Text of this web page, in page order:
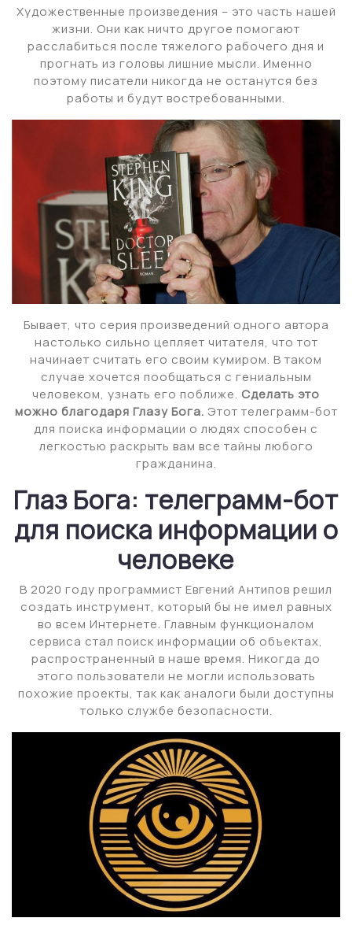
Художественные произведения – это часть нашей
жизни. Они как ничто другое помогают
расслабиться после тяжелого рабочего дня и
прогнать из головы лишние мысли. Именно
поэтому писатели никогда не останутся без
работы и будут востребованными.
Бывает, что серия произведений одного автора
настолько сильно цепляет читателя, что тот
начинает считать его своим кумиром. В таком
случае хочется пообщаться с гениальным
человеком, узнать его поближе. Сделать это
можно благодаря Глазу Бога. Этот телеграмм-бот
для поиска информации о людях способен с
легкостью раскрыть вам все тайны любого
гражданина.
Глаз Бога: телеграмм-бот
для поиска информации о
человеке
В 2020 году программист Евгений Антипов решил
создать инструмент, который бы не имел равных
во всем Интернете. Главным функционалом
сервиса стал поиск информации об объектах,
распространенный в наше время. Никогда до
этого пользователи не могли использовать
похожие проекты, так как аналоги были доступны
только службе безопасности.